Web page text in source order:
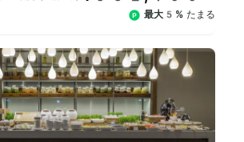
最大5% たまる